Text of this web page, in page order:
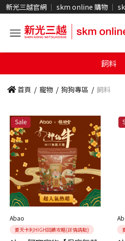
新光三越官網 skm online 購物
飼料
首頁 / 寵物 / 狗狗專區 / 飼料
Abao
夏天卡利HIGH回饋攻略(詳情請點)